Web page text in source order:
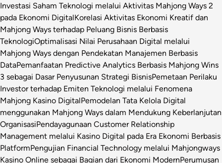
Investasi Saham Teknologi melalui Aktivitas Mahjong Ways 2
pada Ekonomi DigitalKorelasi Aktivitas Ekonomi Kreatif dan
Mahjong Ways terhadap Peluang Bisnis Berbasis
TeknologiOptimalisasi Nilai Perusahaan Digital melalui
Mahjong Ways dengan Pendekatan Manajemen Berbasis
DataPemanfaatan Predictive Analytics Berbasis Mahjong Wins
3 sebagai Dasar Penyusunan Strategi BisnisPemetaan Perilaku
Investor terhadap Emiten Teknologi melalui Fenomena
Mahjong Kasino DigitalPemodelan Tata Kelola Digital
menggunakan Mahjong Ways dalam Mendukung Keberlanjutan
OrganisasiPendayagunaan Customer Relationship
Management melalui Kasino Digital pada Era Ekonomi Berbasis
PlatformPengujian Financial Technology melalui Mahjongways
Kasino Online sebagai Bagian dari Ekonomi ModernPerumusan